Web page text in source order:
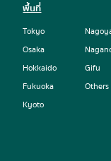
พื้นที่
Tokyo
Osaka
Hokkaido
Fukuoka
Kyoto
Gifu
Others